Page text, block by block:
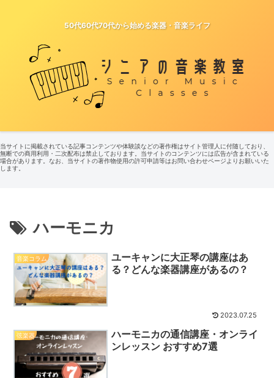
50代60代70代から始める楽器・音楽ライフ
当サイトに掲載されている記事コンテンツや体験談などの著作権はサイト管理人に付随しており、
無断での商用利用・二次配布は禁止しております。当サイトのコンテンツには広告が含まれている
場合があります。なお、当サイトの著作物使用の許可申請等はお問い合わせページよりお願いいた
します。
ハーモニカ
音楽コラム
ユーキャンに大正琴の講座はあ
る？どんな楽器講座があるの？
2023.07.25
弦楽器
ハーモニカの通信講座・オンライ
ンレッスン おすすめ7選